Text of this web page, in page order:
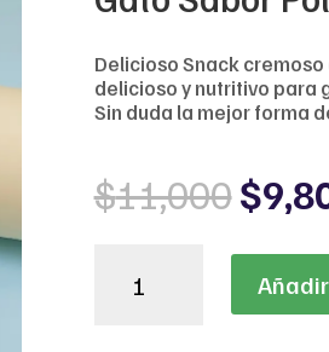
Delicioso Snack
delicioso y nutritivo para
Sin duda la mejor forma
$11,000
price
was:
$
Pets